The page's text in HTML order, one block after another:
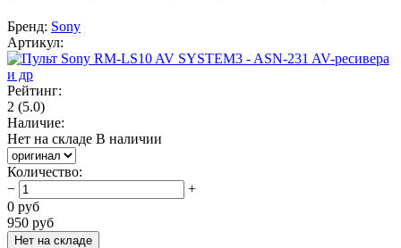
Бренд: Sony
Артикул:
Рейтинг:
2 (5.0)
Наличие:
Нет на складе В наличии
Количество:
−
+
0 руб
950 руб
Нет на складе